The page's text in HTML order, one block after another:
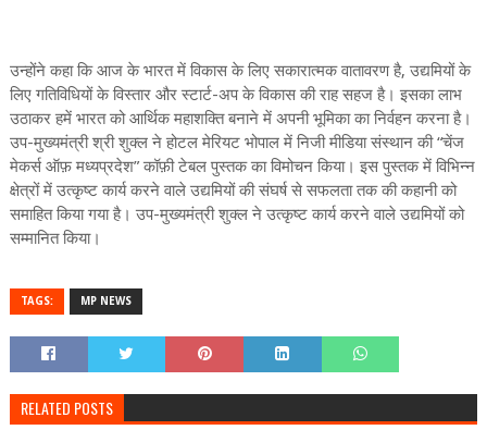
उन्होंने कहा कि आज के भारत में विकास के लिए सकारात्मक वातावरण है, उद्यमियों के
लिए गतिविधियों के विस्तार और स्टार्ट-अप के विकास की राह सहज है। इसका लाभ
उठाकर हमें भारत को आर्थिक महाशक्ति बनाने में अपनी भूमिका का निर्वहन करना है।
उप-मुख्यमंत्री श्री शुक्ल ने होटल मेरियट भोपाल में निजी मीडिया संस्थान की “चेंज
मेकर्स ऑफ़ मध्यप्रदेश” कॉफ़ी टेबल पुस्तक का विमोचन किया। इस पुस्तक में विभिन्न
क्षेत्रों में उत्कृष्ट कार्य करने वाले उद्यमियों की संघर्ष से सफलता तक की कहानी को
समाहित किया गया है। उप-मुख्यमंत्री शुक्ल ने उत्कृष्ट कार्य करने वाले उद्यमियों को
सम्मानित किया।
TAGS: MP NEWS
RELATED POSTS